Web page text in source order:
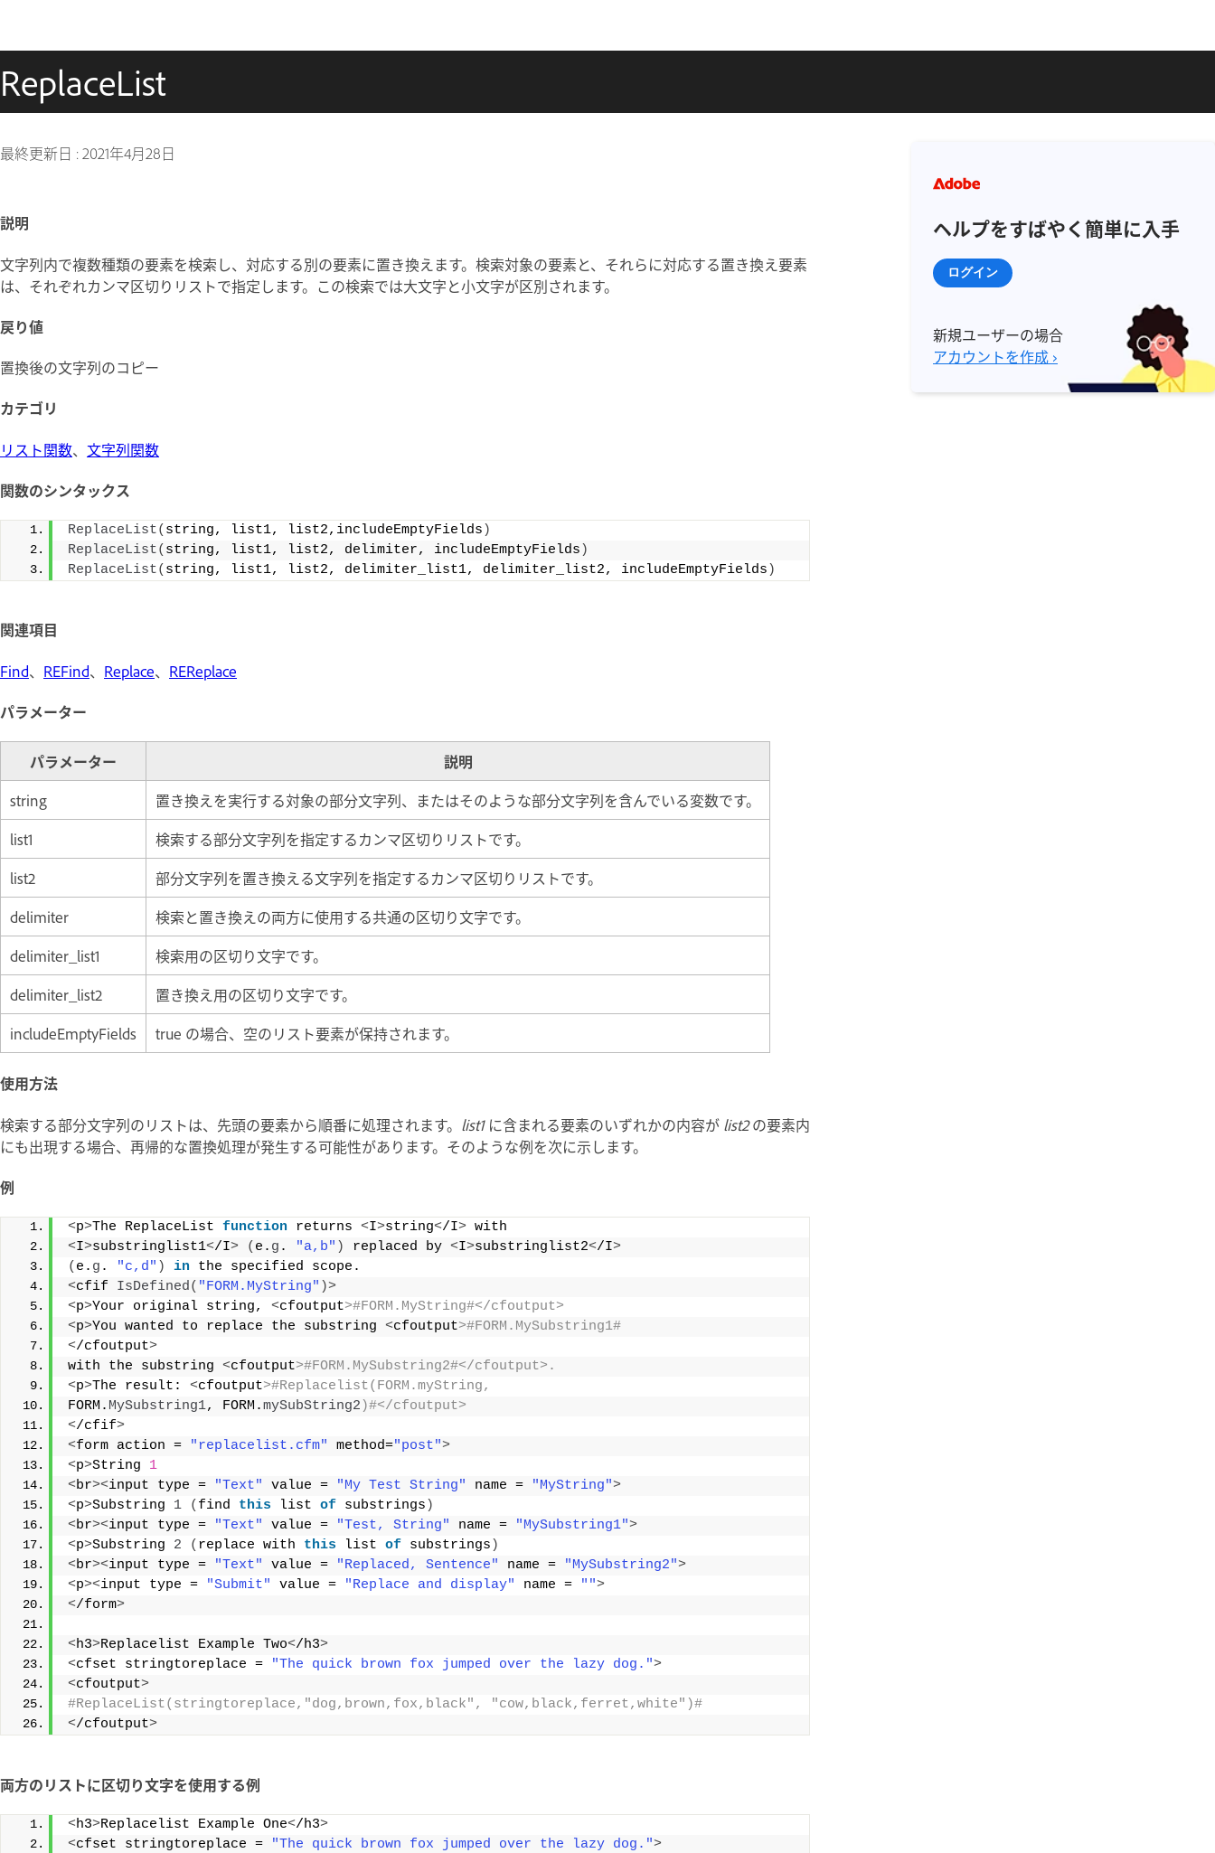
ReplaceList
最終更新日 :2021年4月28日
説明
文字列内で複数種類の要素を検索し、対応する別の要素に置き換えます。検索対象の要素と、それらに対応する置き換え要素
は、それぞれカンマ区切りリストで指定します。この検索では大文字と小文字が区別されます。
戻り値
置換後の文字列のコピー
カテゴリ
リスト関数、 文字列関数
関数のシンタックス
ReplaceList( string, list1, list2,includeEmptyFields )
ReplaceList( string, list1, list2, delimiter, includeEmptyFields )
ReplaceList( string, list1, list2, delimiter_list1, delimiter_list2, includeEmptyFields )
関連項目
Find、 REFind、 Replace、 REReplace
パラメーター
パラメーター
説明
string
置き換えを実行する対象の部分文字列、またはそのような部分文字列を含んでいる変数です。
list1
検索する部分文字列を指定するカンマ区切りリストです。
list2
部分文字列を置き換える文字列を指定するカンマ区切りリストです。
delimiter
検索と置き換えの両方に使用する共通の区切り文字です。
delimiter_list1
検索用の区切り文字です。
delimiter_list2
置き換え用の区切り文字です。
includeEmptyFields
true の場合、空のリスト要素が保持されます。
使用方法
検索する部分文字列のリストは、先頭の要素から順番に処理されます。 list1に含まれる要素のいずれかの内容が list2の要素内
にも出現する場合、再帰的な置換処理が発生する可能性があります。そのような例を次に示します。
例
<p>The ReplaceList function returns <I>string</I> with
<I>substringlist1</I> ( e. g . "a,b" ) replaced by <I>substringlist2</I>
( e. g . "c,d" ) in the specified scope.
<cfif IsDefined( "FORM.MyString" )>
<p>Your original string, <cfoutput>#FORM.MyString#</cfoutput>
<p>You wanted to replace the substring <cfoutput>#FORM.MySubstring1#
</cfoutput>
with the substring <cfoutput>#FORM.MySubstring2#</cfoutput>.
<p>The result: <cfoutput>#Replacelist(FORM.myString,
FORM. MySubstring1, FORM.mySubString2 )#</cfoutput>
</cfif>
<form action = "replacelist.cfm" method="post">
<p>String 1
<br><input type = "Text" value = "My Test String" name = "MyString">
<p>Substring 1 ( find this list of substrings )
<br><input type = "Text" value = "Test, String" name = "MySubstring1">
<p>Substring 2 ( replace with this list of substrings )
<br><input type = "Text" value = "Replaced, Sentence" name = "MySubstring2">
<p><input type = "Submit" value = "Replace and display" name = "">
</form>
<h3>Replacelist Example Two</h3>
<cfset stringtoreplace = "The quick brown fox jumped over the lazy dog.">
<cfoutput>
#ReplaceList(stringtoreplace,"dog,brown,fox,black", "cow,black,ferret,white")#
</cfoutput>
両方のリストに区切り文字を使用する例
<h3>Replacelist Example One</h3>
<cfset stringtoreplace = "The quick brown fox jumped over the lazy dog.">
ヘルプをすばやく簡単に入手
ログイン
新規ユーザーの場合
アカウントを作成 ›